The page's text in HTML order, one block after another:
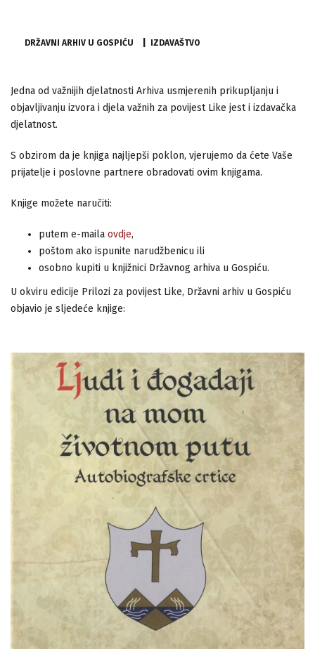
DRŽAVNI ARHIV U GOSPIĆU IZDAVAŠTVO
Jedna od važnijih djelatnosti Arhiva usmjerenih prikupljanju i
objavljivanju izvora i djela važnih za povijest Like jest i izdavačka
djelatnost.
S obzirom da je knjiga najljepši poklon, vjerujemo da ćete Vaše
prijatelje i poslovne partnere obradovati ovim knjigama.
Knjige možete naručiti:
putem e-maila ovdje,
poštom ako ispunite narudžbenicu ili
osobno kupiti u knjižnici Državnog arhiva u Gospiću.
U okviru edicije Prilozi za povijest Like, Državni arhiv u Gospiću
objavio je sljedeće knjige: